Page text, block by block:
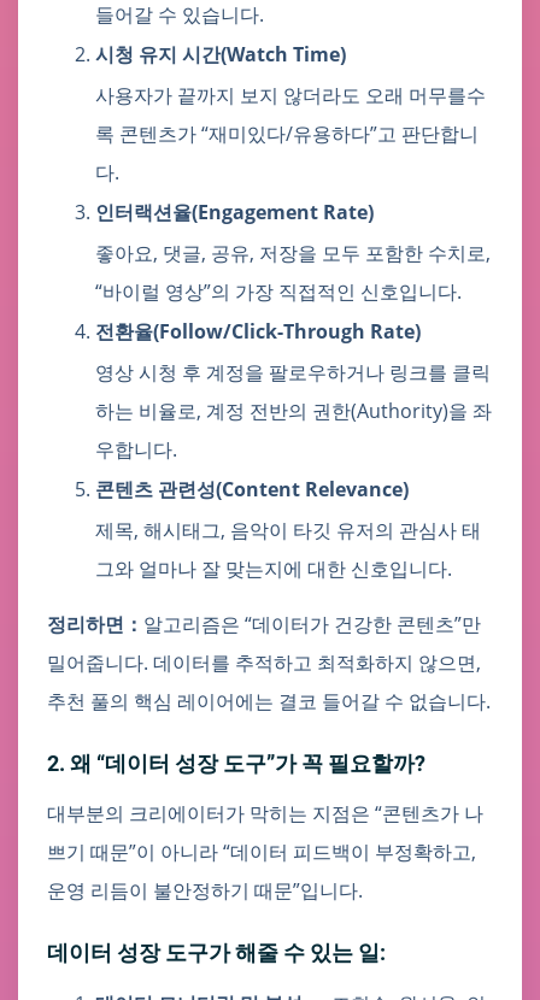
들어갈 수 있습니다.
시청 유지 시간(Watch Time)
사용자가 끝까지 보지 않더라도 오래 머무를수
록 콘텐츠가 “재미있다/유용하다”고 판단합니
다.
인터랙션율(Engagement Rate)
좋아요, 댓글, 공유, 저장을 모두 포함한 수치로,
“바이럴 영상”의 가장 직접적인 신호입니다.
전환율(Follow/Click-Through Rate)
영상 시청 후 계정을 팔로우하거나 링크를 클릭
하는 비율로, 계정 전반의 권한(Authority)을 좌
우합니다.
콘텐츠 관련성(Content Relevance)
제목, 해시태그, 음악이 타깃 유저의 관심사 태
그와 얼마나 잘 맞는지에 대한 신호입니다.
정리하면： 알고리즘은 “데이터가 건강한 콘텐츠”만
밀어줍니다. 데이터를 추적하고 최적화하지 않으면,
추천 풀의 핵심 레이어에는 결코 들어갈 수 없습니다.
2. 왜 “데이터 성장 도구”가 꼭 필요할까?
대부분의 크리에이터가 막히는 지점은 “콘텐츠가 나
쁘기 때문”이 아니라 “데이터 피드백이 부정확하고,
운영 리듬이 불안정하기 때문”입니다.
데이터 성장 도구가 해줄 수 있는 일: